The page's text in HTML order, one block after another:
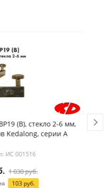
(B), стекло 2-6 мм,
серии А
001516
1 030руб.
103 руб.